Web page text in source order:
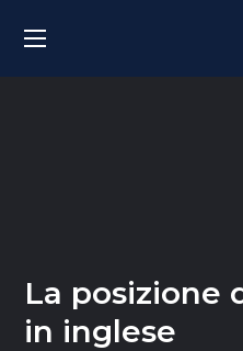
La posizione
in inglese